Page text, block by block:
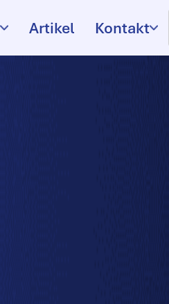
Artikel Kontakt